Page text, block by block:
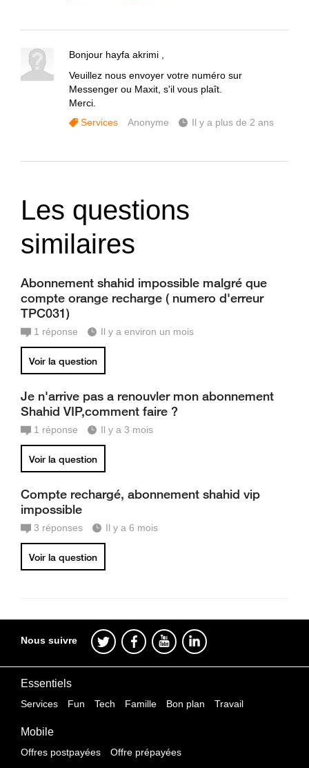
Bonjour hayfa akrimi ,
Veuillez nous envoyer votre numéro sur
Messenger ou Maxit, s'il vous plaît.
Merci.
Services
Anonyme Il y a plus de 2 ans
Les questions
similaires
Abonnement shahid impossible malgré que
compte orange recharge ( numero d'erreur
TPC031)
1 réponse Il y a environ un mois
Voir la question
Je n'arrive pas a renouvler mon abonnement
Shahid VIP,comment faire ?
1 réponse Il y a 3 mois
Voir la question
Compte rechargé, abonnement shahid vip
impossible
3 réponses Il y a 6 mois
Voir la question
Nous suivre
Essentiels
Services Fun Tech Famille Bon plan Travail
Mobile
Offres postpayées Offre prépayées